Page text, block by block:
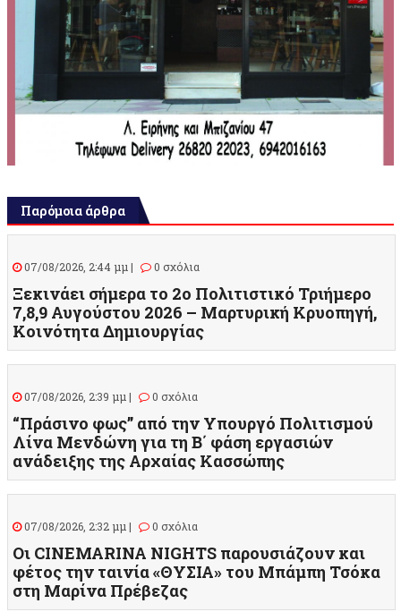
Παρόμοια άρθρα
07/08/2026, 2:44 μμ | 0 σχόλια
Ξεκινάει σήμερα το 2ο Πολιτιστικό Τριήμερο
7,8,9 Αυγούστου 2026 – Μαρτυρική Κρυοπηγή,
Κοινότητα Δημιουργίας
07/08/2026, 2:39 μμ | 0 σχόλια
“Πράσινο φως” από την Υπουργό Πολιτισμού
Λίνα Μενδώνη για τη Β΄ φάση εργασιών
ανάδειξης της Αρχαίας Κασσώπης
07/08/2026, 2:32 μμ | 0 σχόλια
Οι CINEMARINA NIGHTS παρουσιάζουν και
φέτος την ταινία «ΘΥΣΙΑ» του Μπάμπη Τσόκα
στη Μαρίνα Πρέβεζας